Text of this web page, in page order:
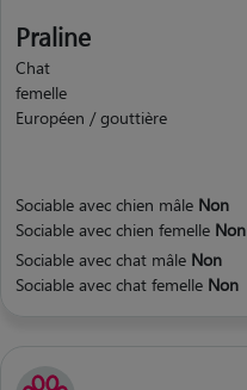
Praline
Chat
femelle
Européen / gouttière
Sociable avec chien mâle Non
Sociable avec chien femelle Non
Sociable avec chat mâle Non
Sociable avec chat femelle Non